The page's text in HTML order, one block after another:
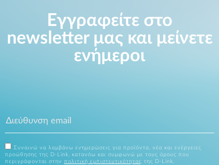
Εγγραφείτε στο
newsletter μας και μείνετε
ενήμεροι
Συναινώ να λαμβάνω ενημερώσεις για προϊόντα, νέα και ενέργειες
προώθησης της D-Link, κατανόω και συμφωνώ με τους όρους που
περιγράφονται στην πολιτική εμπιστευτικότητας της D-Link.